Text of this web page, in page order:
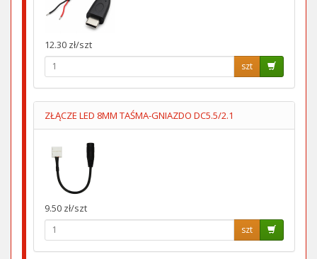
12.30 zł/szt
szt
ZŁĄCZE LED 8MM TAŚMA-GNIAZDO DC5.5/2.1
9.50 zł/szt
szt